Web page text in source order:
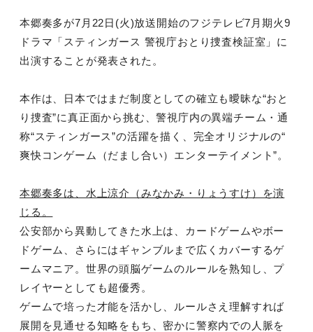
本郷奏多が7 月 22日 (火)放送開始のフジテレビ7 月期火9
ドラマ「スティンガース 警視庁おとり捜査検証室」に
出演することが発表された。
本作は、日本ではまだ制度としての確立も曖昧な“おと
り捜査”に真正面から挑む、警視庁内の異端チーム・通
称“スティンガース”の活躍を描く、完全オリジナルの“
爽快コンゲーム（だまし合い）エンターテイメント”。
本郷奏多は、水上涼介（みなかみ・りょうすけ）を演
じる。
公安部から異動してきた水上は、カードゲームやボー
ドゲーム、さらにはギャンブルまで広くカバーするゲ
ームマニア。世界の頭脳ゲームのルールを熟知し、プ
レイヤーとしても超優秀。
ゲームで培った才能を活かし、ルールさえ理解すれば
展開を見通せる知略をもち、密かに警察内での人脈を